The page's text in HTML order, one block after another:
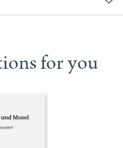
for you